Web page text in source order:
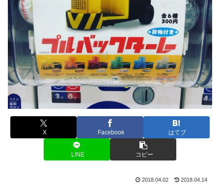
X Facebook はてブ
LINE コピー
2018.04.02 2018.04.14